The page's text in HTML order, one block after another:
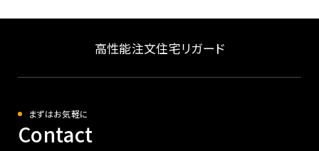
高性能注文住宅リガード
まずはお気軽に
Contact